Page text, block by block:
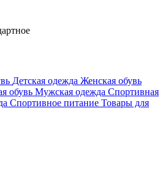
Детская одежда Женская обувь
обувь Мужская одежда Спортивная
Спортивное питание Товары для